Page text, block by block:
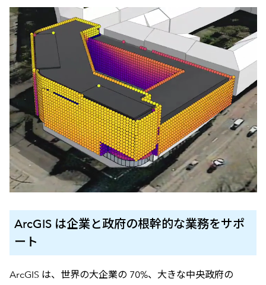
ArcGIS は企業と政府の根幹的な業務をサポ
ート
ArcGIS は、世界の大企業の 70%、大きな中央政府の